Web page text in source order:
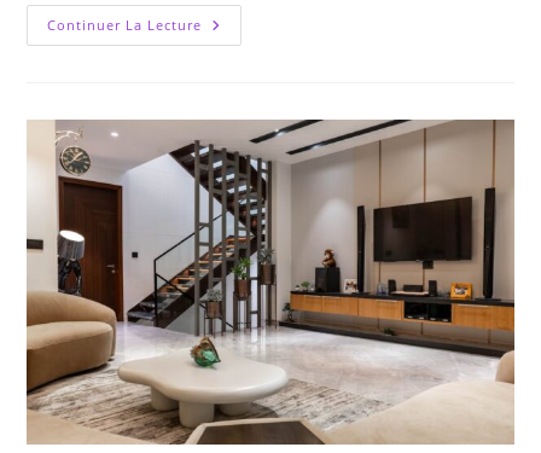
Continuer La Lecture Notre
Sélection
Intérieur
Estival